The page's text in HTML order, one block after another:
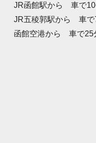
JR函館駅から 車で10
JR五稜郭駅から 車で
函館空港から 車で25